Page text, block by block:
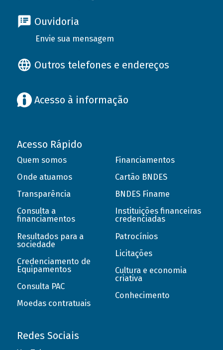
Ouvidoria
Envie sua mensagem
Outros telefones e endereços
Acesso à informação
Acesso Rápido
Quem somos
Onde atuamos
Transparência
Consulta a
financiamentos
Resultados para a
sociedade
Credenciamento de
Equipamentos
Consulta PAC
Moedas contratuais
Financiamentos
Cartão BNDES
BNDES Finame
Instituições financeiras
credenciadas
Patrocínios
Licitações
Cultura e economia
criativa
Conhecimento
Redes Sociais